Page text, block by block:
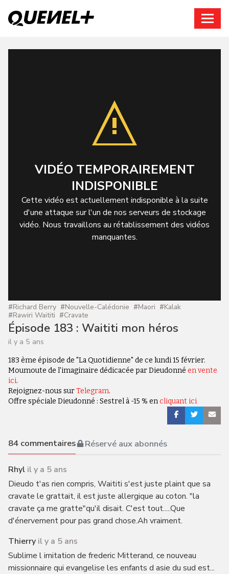
VIDÉO TEMPORAIREMENT
INDISPONIBLE
Cette vidéo est actuellement indisponible à la suite
d'une attaque sur l'un de nos serveurs de stockage
vidéo. Nous travaillons au rétablissement des vidéos
manquantes.
#Richard Berry #Nouvelle-Calédonie #Maori #Kalak
#Rawiri Waititi #Cravate
Épisode 183 : Waititi mon héros
il y a 5 ans
183 ème épisode de "La Quotidienne" de ce lundi 15 février.
Moumoute de l'imaginaire dédicacée par Dieudonné en vente
ici.
Rejoignez-nous surTelegram.
Offre spéciale Dieudonné : Sestrel à -15 % encliquant ici
84commentaires Réservé aux abonnés
Rhyl il y a 5 ans
Dieudo t'as rien compris, Waititi s'est juste plaint que sa
cravate le grattait, il est juste allergique au coton. "la
cravate ça me gratte"qu'il disait. C'est tout.....Que
d'énervement pour pas grand chose.Ah vraiment.
Thierry il y a 5 ans
Sublime l imitation de frederic Mitterand, ce nouveau
missionnaire qui evangelise les enfants d asie du sud est...